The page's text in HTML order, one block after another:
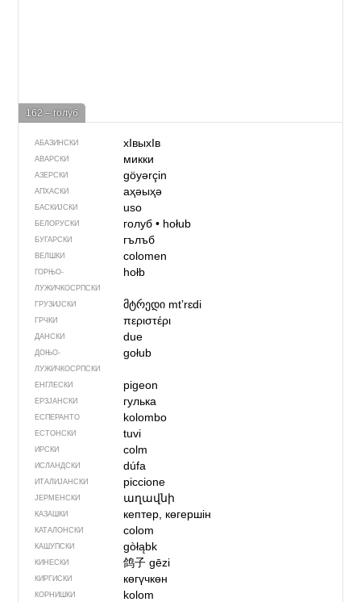
162 – голуб
АБАЗИНСКИ хIвыхIв
АВАРСКИ микки
АЗЕРСКИ göyərçin
АПХАСКИ аҳәыҳә
БАСКИЈСКИ uso
БЕЛОРУСКИ голуб• hołub
БУГАРСКИ гълъб
ВЕЛШКИ colomen
ГОРЊО­
ЛУЖИЧКОСРПСКИ
hołb
ГРУЗИЈСКИ მტრედი mtʼrɛdi
ГРЧКИ περιστέρι
ДАНСКИ due
ДОЊО­
ЛУЖИЧКОСРПСКИ
gołub
ЕНГЛЕСКИ pigeon
ЕРЗЈАНСКИ гулька
ЕСПЕРАНТО kolombo
ЕСТОНСКИ tuvi
ИРСКИ colm
ИСЛАНДСКИ dúfa
ИТАЛИЈАНСКИ piccione
ЈЕРМЕНСКИ աղավնի
КАЗАШКИ кептер, көгершін
КАТАЛОНСКИ colom
КАШУПСКИ gòłąbk
КИНЕСКИ 鸽子gēzi
КИРГИСКИ көгүчкөн
КОРНИШКИ kolom